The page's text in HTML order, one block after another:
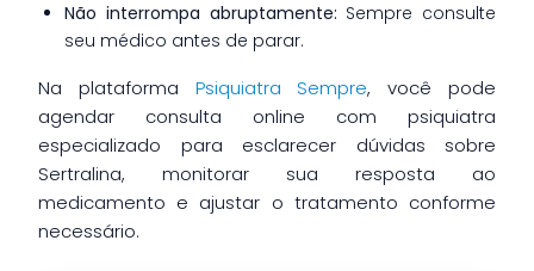
Não interrompa abruptamente: Sempre consulte
seu médico antes de parar.
Na plataforma Psiquiatra Sempre, você pode
agendar consulta online com psiquiatra
especializado para esclarecer dúvidas sobre
Sertralina, monitorar sua resposta ao
medicamento e ajustar o tratamento conforme
necessário.